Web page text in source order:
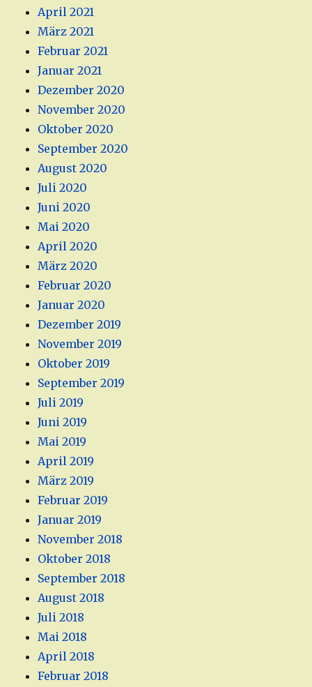
April 2021
März 2021
Februar 2021
Januar 2021
Dezember 2020
November 2020
Oktober 2020
September 2020
August 2020
Juli 2020
Juni 2020
Mai 2020
April 2020
März 2020
Februar 2020
Januar 2020
Dezember 2019
November 2019
Oktober 2019
September 2019
Juli 2019
Juni 2019
Mai 2019
April 2019
März 2019
Februar 2019
Januar 2019
November 2018
Oktober 2018
September 2018
August 2018
Juli 2018
Mai 2018
April 2018
Februar 2018